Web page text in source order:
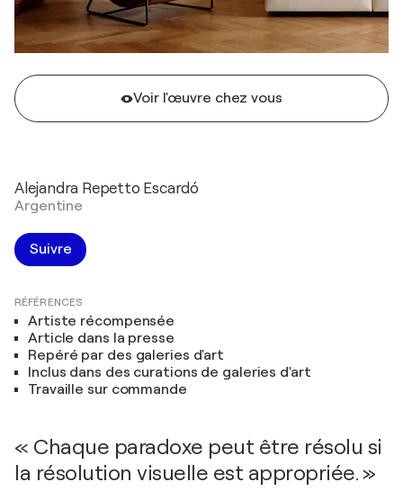
Voir l'œuvre chez vous
Alejandra Repetto Escardó
Argentine
Suivre
RÉFÉRENCES
Artiste récompensée
Article dans la presse
Repéré par des galeries d'art
Inclus dans des curations de galeries d'art
Travaille sur commande
« Chaque paradoxe peut être résolu si
la résolution visuelle est appropriée. »